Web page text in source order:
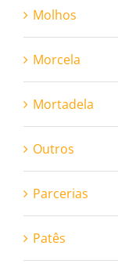
Molhos
Morcela
Mortadela
Outros
Parcerias
Patês